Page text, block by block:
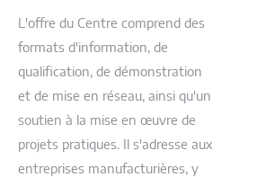
L'offre du Centre comprend des
formats d'information, de
qualification, de démonstration
et de mise en réseau, ainsi qu'un
soutien à la mise en œuvre de
projets pratiques. Il s'adresse aux
entreprises manufacturières, y